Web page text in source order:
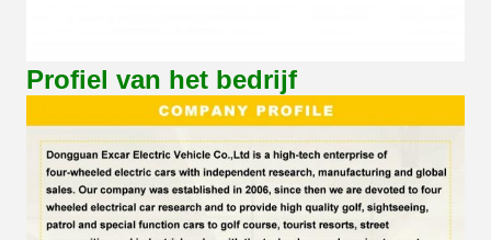
Profiel van het bedrijf